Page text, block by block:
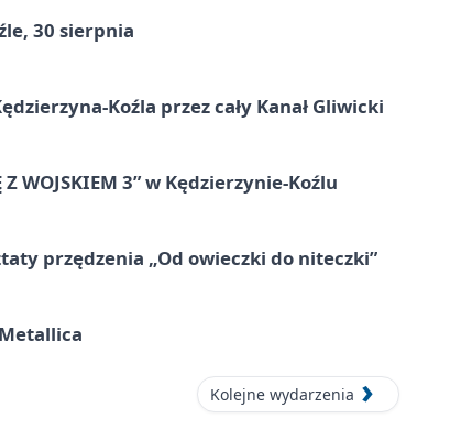
30 sierpnia
Koźla przez cały Kanał Gliwicki
WOJSKIEM 3” w Kędzierzynie-Koźlu
przędzenia „Od owieczki do niteczki”
Kolejne wydarzenia